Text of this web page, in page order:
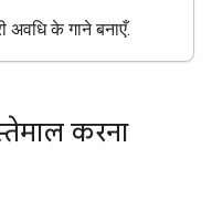
अवधि के गाने बनाएँ.
करना